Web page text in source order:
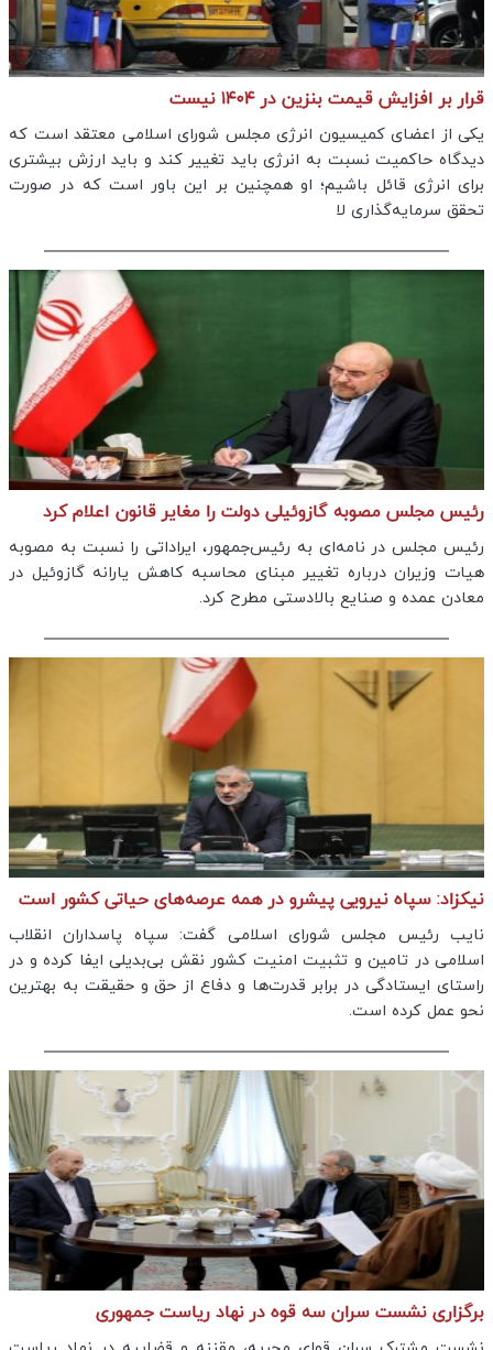
قرار بر افزایش قیمت بنزین در ۱۴۰۴ نیست
یکی از اعضای کمیسیون انرژی مجلس شورای اسلامی معتقد است که
دیدگاه حاکمیت نسبت به انرژی باید تغییر کند و باید ارزش بیشتری
برای انرژی قائل باشیم؛ او همچنین بر این باور است که در صورت
تحقق سرمایه‌گذاری لا
رئیس مجلس مصوبه گازوئیلی دولت را مغایر قانون اعلام کرد
رئیس مجلس در نامه‌ای به رئیس‌جمهور، ایراداتی را نسبت به مصوبه
هیات وزیران درباره تغییر مبنای محاسبه کاهش یارانه گازوئیل در
معادن عمده و صنایع بالادستی مطرح کرد.
نیکزاد: سپاه نیرویی پیشرو در همه عرصه‌های حیاتی کشور است
نایب رئیس مجلس شورای اسلامی گفت: سپاه پاسداران انقلاب
اسلامی در تامین و تثبیت امنیت کشور نقش بی‌بدیلی ایفا کرده و در
راستای ایستادگی در برابر قدرت‌ها و دفاع از حق و حقیقت به بهترین
نحو عمل کرده است.
برگزاری نشست سران سه قوه در نهاد ریاست جمهوری